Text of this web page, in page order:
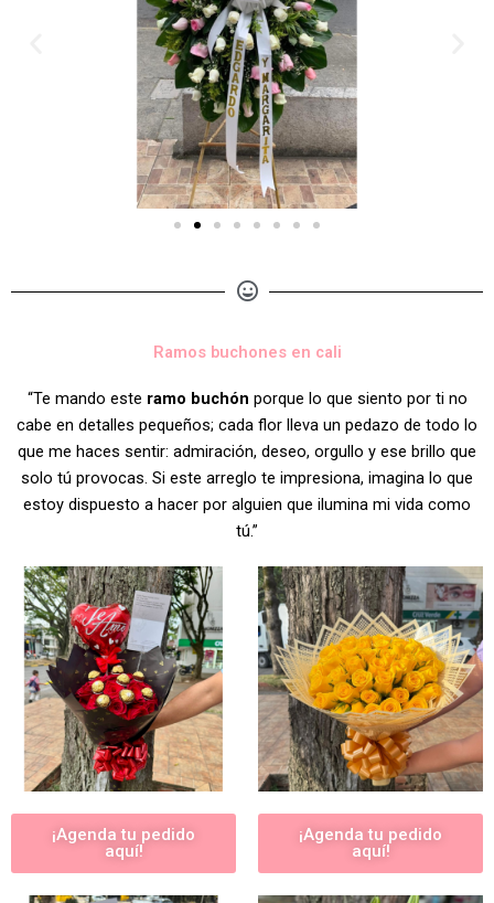
Ramos buchones en cali
“Te mando este ramo buchón porque lo que siento por ti no
cabe en detalles pequeños; cada flor lleva un pedazo de todo lo
que me haces sentir: admiración, deseo, orgullo y ese brillo que
solo tú provocas. Si este arreglo te impresiona, imagina lo que
estoy dispuesto a hacer por alguien que ilumina mi vida como
tú.”
¡Agenda tu pedido
aquí!
¡Agenda tu pedido
aquí!